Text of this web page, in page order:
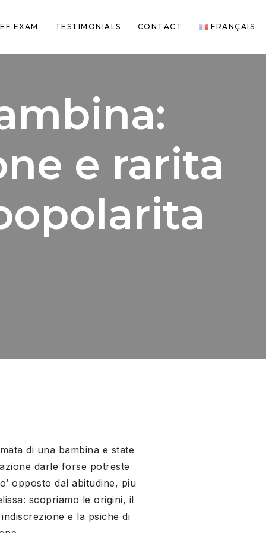
EXAM TESTIMONIALS CONTACT FRANÇAIS
e rarita
di una bambina e state
darle forse potreste
opposto dal abitudine, piu
scopriamo le origini, il
e la psiche di